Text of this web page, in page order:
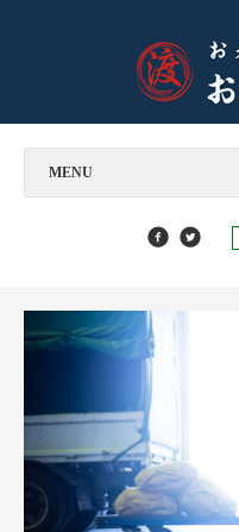
MENU
飲食店様へ
お餅のとけし
お知らせ
お米マイスターコラム